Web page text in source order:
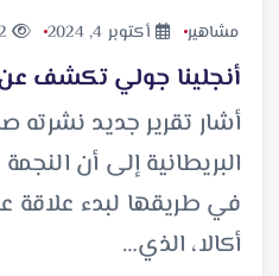
مشاهير أكتوبر 4, 2024
أنجلينا جولي تكشف عن
أشار تقرير جديد نشرته
البريطانية إلى أن
في طريقها لبدء علاقة
أكالا، الذي…